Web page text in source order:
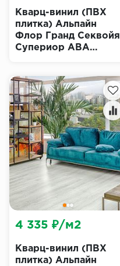
Кварц-винил (ПВХ
плитка) Альпайн
Флор Гранд Секвойя
Супериор ABA
Superior ECO Grand
Sequoia)
Кварц-винил (ПВХ
плитка) Альпайн
4 335 ₽/м2